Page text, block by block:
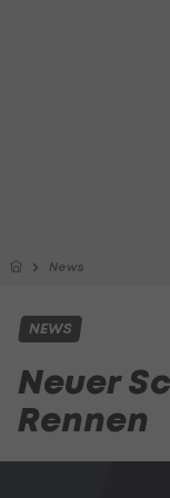
News
NEWS
Neuer
Rennen